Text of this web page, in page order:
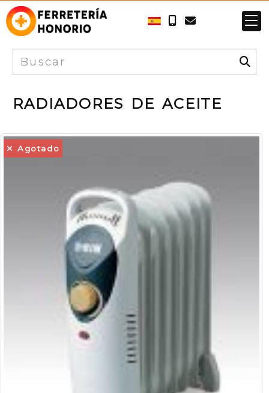
RADIADORES DE ACEITE
Agotado